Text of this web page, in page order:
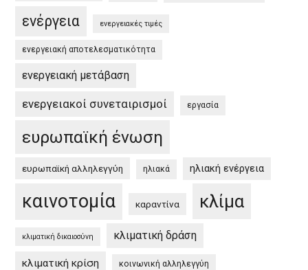
Green
Green
ενέργεια ενεργειακές τιμές
ενεργειακή αποτελεσματικότητα
ενεργειακή μετάβαση
ενεργειακοί συνεταιρισμοί εργασία
ευρωπαϊκή ένωση
ευρωπαϊκή αλληλεγγύη ηλιακά ηλιακή ενέργεια
καινοτομία καραντίνα κλίμα
κλιματική δικαιοσύνη κλιματική δράση
κλιματική κρίση κοινωνική αλληλεγγύη